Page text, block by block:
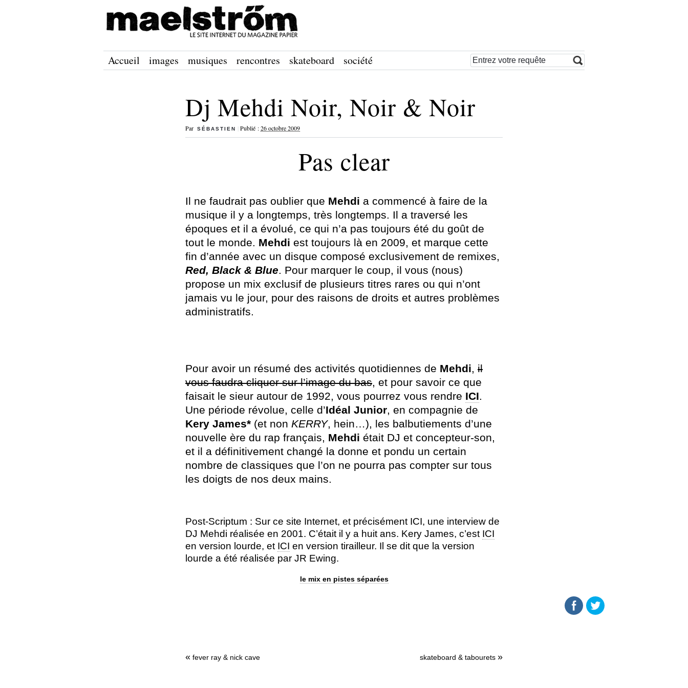
Accueil images musiques rencontres skateboard société
Dj Mehdi Noir, Noir & Noir
Par SÉBASTIEN |Publié :26 octobre 2009
Pas clear
Il ne faudrait pas oublier que Mehdi a commencé à faire de la
musique il y a longtemps, très longtemps. Il a traversé les
époques et il a évolué, ce qui n’a pas toujours été du goût de
tout le monde. Mehdi est toujours là en 2009, et marque cette
fin d’année avec un disque composé exclusivement de remixes,
Red, Black & Blue. Pour marquer le coup, il vous (nous)
propose un mix exclusif de plusieurs titres rares ou qui n’ont
jamais vu le jour, pour des raisons de droits et autres problèmes
administratifs.
Pour avoir un résumé des activités quotidiennes de Mehdi, il
vous faudra cliquer sur l’image du bas, et pour savoir ce que
faisait le sieur autour de 1992, vous pourrez vous rendre ICI.
Une période révolue, celle d’Idéal Junior, en compagnie de
Kery James* (et non KERRY, hein…), les balbutiements d’une
nouvelle ère du rap français, Mehdi était DJ et concepteur-son,
et il a définitivement changé la donne et pondu un certain
nombre de classiques que l’on ne pourra pas compter sur tous
les doigts de nos deux mains.
Post-Scriptum : Sur ce site Internet, et précisément ICI, une interview de
DJ Mehdi réalisée en 2001. C’était il y a huit ans. Kery James, c’est ICI
en version lourde, et ICI en version tirailleur. Il se dit que la version
lourde a été réalisée par JR Ewing.
le mix en pistes séparées
« fever ray & nick cave skateboard & tabourets »